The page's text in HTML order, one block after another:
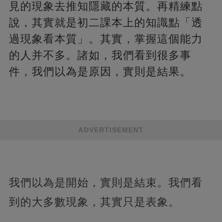
見的現象去推知隱藏的本質。再精練點
說，其實就是初二課本上的知識點「透
過現象看本質」。其實，掌握這個能力
的人并不多。諸如，我們看到很多事
件，我們以為是原因，實則是結果。
ADVERTISEMENT
我們以為是開始，實則是結束。我們看
到的大多數現象，其實只是表象。